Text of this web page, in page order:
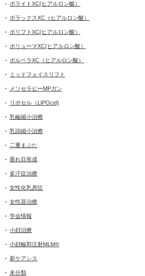
ボライトXC(ヒアルロン酸）
ボラックスXC（ヒアルロン酸）
ボリフトXC(ヒアルロン酸）
ボリューマXC(ヒアルロン酸）
ボルベラXC（ヒアルロン酸）
ミッドフェイスリフト
メソセラピーMPガン
リポセル（LIPOcel)
乳輪縮小治療
乳頭縮小治療
二重まぶた
垂れ目形成
多汗症治療
女性化乳房症
女性器治療
学会情報
小顔治療
小顔輪郭注射MLM®
新ケアシス
未分類